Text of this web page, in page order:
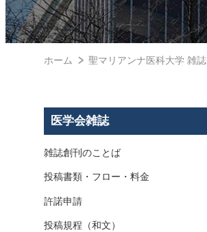
ホーム 聖マリアンナ医科大学 雑誌
医学会雑誌
雑誌創刊のことば
投稿書類・フロー・料金
許諾申請
投稿規程（和文）